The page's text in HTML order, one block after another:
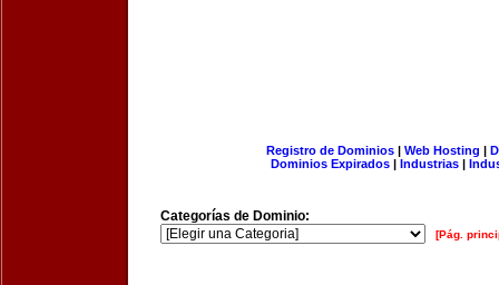
Registro de Dominios| Web Hosting |
Dominios Expirados | Industrias |
Categorías de Dominio:
[Pág.